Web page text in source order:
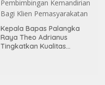
Kepala Bapas Palangka
Raya Theo Adrianus
Tingkatkan Kualitas